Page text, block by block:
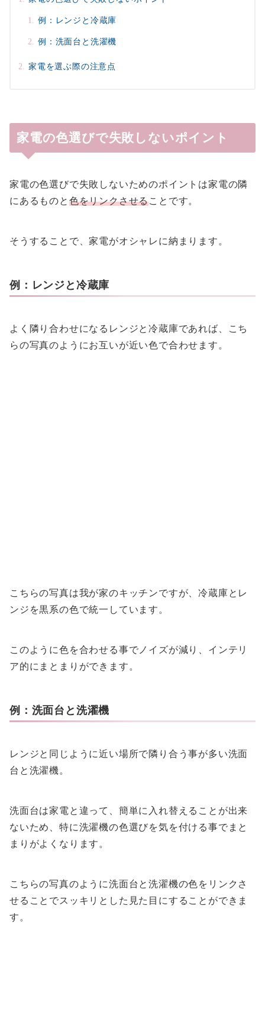
例：レンジと冷蔵庫
例：洗面台と洗濯機
家電を選ぶ際の注意点
家電の色選びで失敗しないポイント
家電の色選びで失敗しないためのポイントは家電の隣
にあるものと 色をリンクさせることです。
そうすることで、家電がオシャレに納まります。
例：レンジと冷蔵庫
よく隣り合わせになるレンジと冷蔵庫であれば、こち
らの写真のようにお互いが近い色で合わせます。
こちらの写真は我が家のキッチンですが、冷蔵庫とレ
ンジを黒系の色で統一しています。
このように色を合わせる事でノイズが減り、インテリ
ア的にまとまりができます。
例：洗面台と洗濯機
レンジと同じように近い場所で隣り合う事が多い洗面
台と洗濯機。
洗面台は家電と違って、簡単に入れ替えることが出来
ないため、特に洗濯機の色選びを気を付ける事でまと
まりがよくなります。
こちらの写真のように洗面台と洗濯機の色をリンクさ
せることでスッキリとした見た目にすることができま
す。